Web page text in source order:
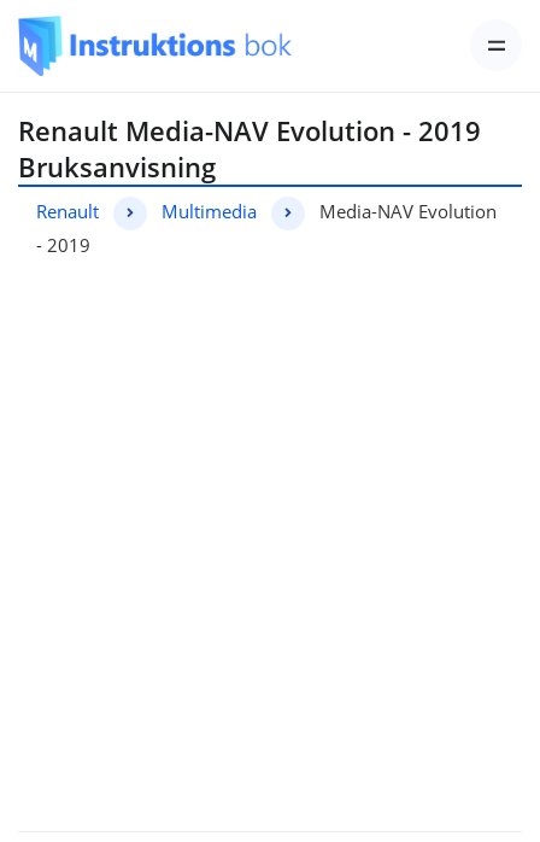
Renault Media-NAV Evolution - 2019
Bruksanvisning
Renault Multimedia
Media-NAV Evolution
- 2019